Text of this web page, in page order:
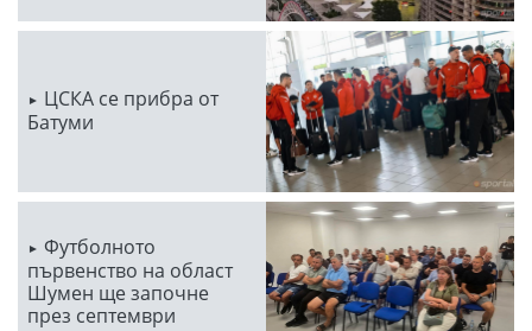
ЦСКА се прибра от
Батуми
Футболното
първенство на област
Шумен ще започне
през септември